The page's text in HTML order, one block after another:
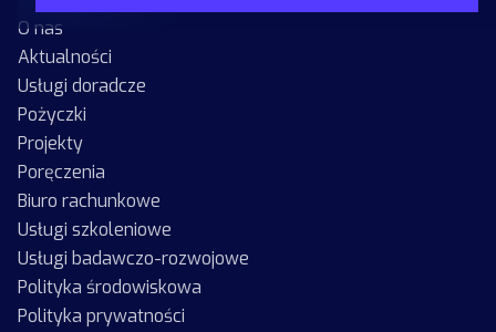
O nas
Aktualności
Usługi doradcze
Pożyczki
Projekty
Poręczenia
Biuro rachunkowe
Usługi szkoleniowe
Usługi badawczo-rozwojowe
Polityka środowiskowa
Polityka prywatności